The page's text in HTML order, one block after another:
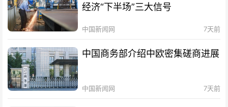
经济“下半场”三大信号
中国新闻网 7天前
中国商务部介绍中欧密集磋商进展
中国新闻网 7天前